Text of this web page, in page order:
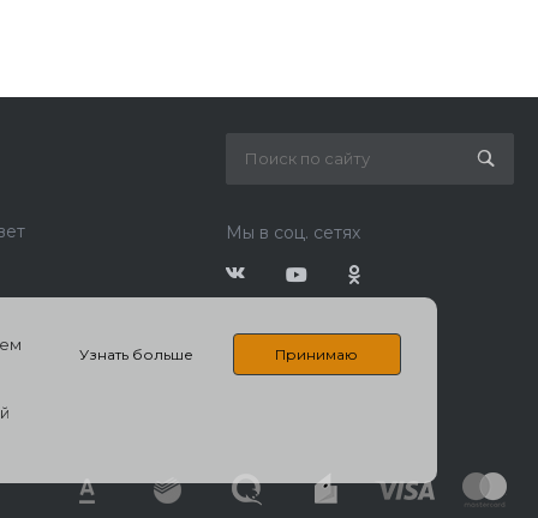
Мы в соц. сетях
Узнать больше Принимаю